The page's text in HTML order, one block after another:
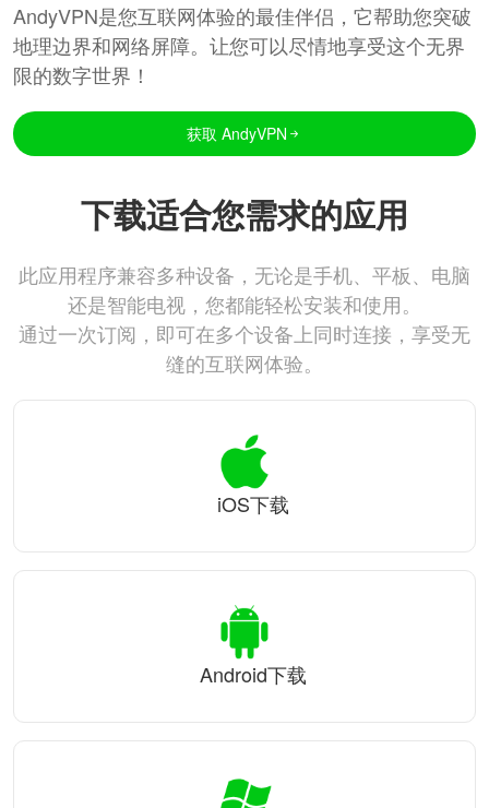
AndyVPN是您互联网体验的最佳伴侣，它帮助您突破
地理边界和网络屏障。让您可以尽情地享受这个无界
限的数字世界！
获取 AndyVPN
下载适合您需求的应用
此应用程序兼容多种设备，无论是手机、平板、电脑
还是智能电视，您都能轻松安装和使用。
通过一次订阅，即可在多个设备上同时连接，享受无
缝的互联网体验。
iOS下载
Android下载